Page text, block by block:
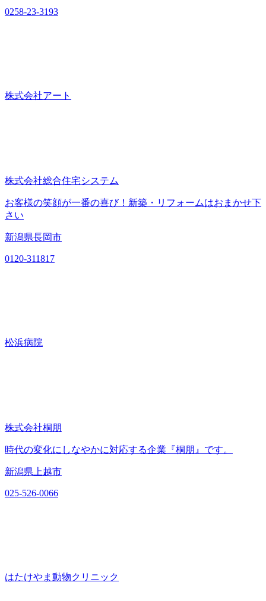
0258-23-3193
株式会社アート
株式会社総合住宅システム
お客様の笑顔が一番の喜び！新築・リフォームはおまかせ下
さい
新潟県長岡市
0120-311817
松浜病院
株式会社桐朋
時代の変化にしなやかに対応する企業『桐朋』です。
新潟県上越市
025-526-0066
はたけやま動物クリニック